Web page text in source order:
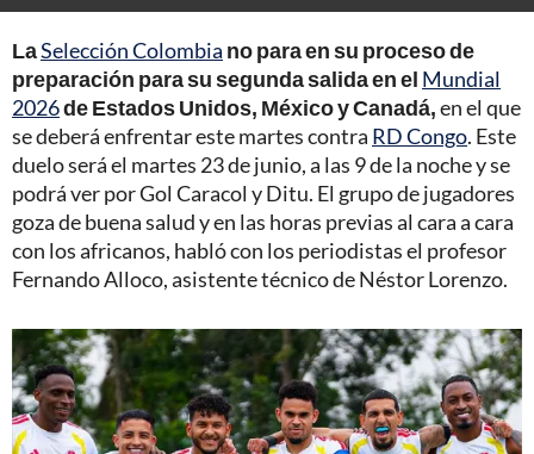
LaSelección Colombia no para en su proceso de
preparación para su segunda salida en el Mundial
2026de Estados Unidos, México y Canadá,en el que
se deberá enfrentar este martes contra RD Congo. Este
duelo será el martes 23 de junio, a las 9 de la noche y se
podrá ver por Gol Caracol y Ditu. El grupo de jugadores
goza de buena salud y en las horas previas al cara a cara
con los africanos, habló con los periodistas el profesor
Fernando Alloco, asistente técnico de Néstor Lorenzo.